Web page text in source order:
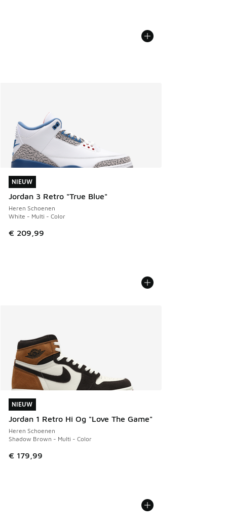
NIEUW
Jordan 3 Retro "True Blue"
Heren Schoenen
White - Multi - Color
€ 209,99
NIEUW
NIEUW
Jordan 1 Retro Hi Og "Love The Game"
Heren Schoenen
Shadow Brown - Multi - Color
€ 179,99
NIEUW